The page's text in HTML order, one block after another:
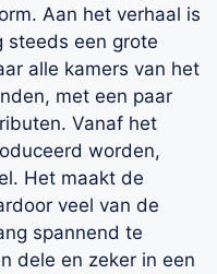
Aan het verhaal is
steeds een grote
alle kamers van het
met een paar
Vanaf het
worden,
Het maakt de
veel van de
spannend te
dele en zeker in een